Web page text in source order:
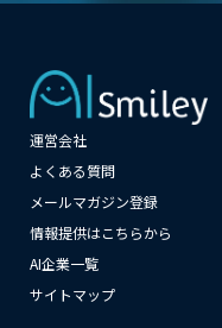
運営会社
よくある質問
メールマガジン登録
情報提供はこちらから
AI企業一覧
サイトマップ